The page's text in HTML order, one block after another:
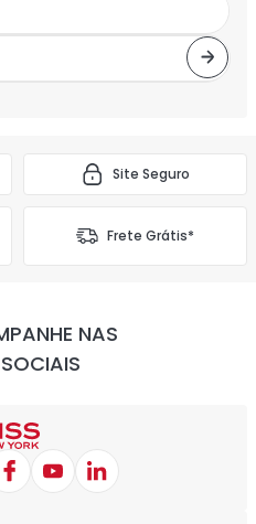
Site Seguro
Frete Grátis*
NAS